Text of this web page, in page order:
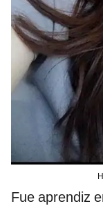
Fue aprendiz